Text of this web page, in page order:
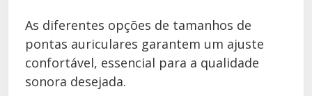
As diferentes opções de tamanhos de
pontas auriculares garantem um ajuste
confortável, essencial para a qualidade
sonora desejada.